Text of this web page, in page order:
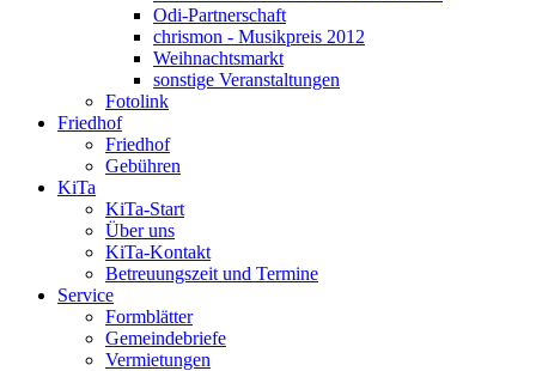
Odi-Partnerschaft
chrismon - Musikpreis 2012
Weihnachtsmarkt
sonstige Veranstaltungen
Fotolink
Friedhof
Friedhof
Gebühren
KiTa
KiTa-Start
Über uns
KiTa-Kontakt
Betreuungszeit und Termine
Service
Formblätter
Gemeindebriefe
Vermietungen